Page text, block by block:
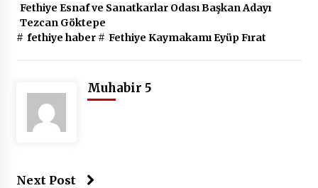
Muğla’da Çoğunluk CHP’de
2 yıl ago
Fethiye Esnaf ve Sanatkarlar Odası Başkan Adayı
Tezcan Göktepe
# fethiye haber# Fethiye Kaymakamı Eyüp Fırat
Muhabir 5
Next Post